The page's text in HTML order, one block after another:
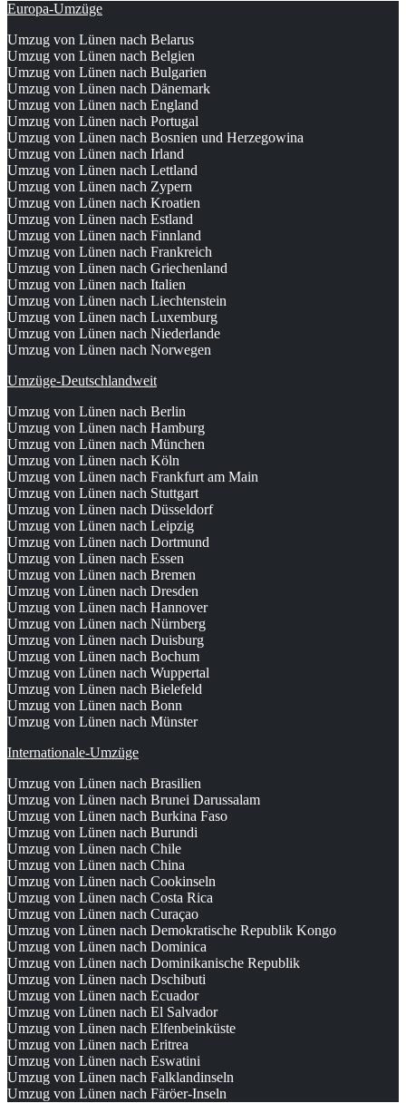
Europa-Umzüge
Umzug von Lünen nach Belarus
Umzug von Lünen nach Belgien
Umzug von Lünen nach Bulgarien
Umzug von Lünen nach Dänemark
Umzug von Lünen nach England
Umzug von Lünen nach Portugal
Umzug von Lünen nach Bosnien und Herzegowina
Umzug von Lünen nach Irland
Umzug von Lünen nach Lettland
Umzug von Lünen nach Zypern
Umzug von Lünen nach Kroatien
Umzug von Lünen nach Estland
Umzug von Lünen nach Finnland
Umzug von Lünen nach Frankreich
Umzug von Lünen nach Griechenland
Umzug von Lünen nach Italien
Umzug von Lünen nach Liechtenstein
Umzug von Lünen nach Luxemburg
Umzug von Lünen nach Niederlande
Umzug von Lünen nach Norwegen
Umzüge-Deutschlandweit
Umzug von Lünen nach Berlin
Umzug von Lünen nach Hamburg
Umzug von Lünen nach München
Umzug von Lünen nach Köln
Umzug von Lünen nach Frankfurt am Main
Umzug von Lünen nach Stuttgart
Umzug von Lünen nach Düsseldorf
Umzug von Lünen nach Leipzig
Umzug von Lünen nach Dortmund
Umzug von Lünen nach Essen
Umzug von Lünen nach Bremen
Umzug von Lünen nach Dresden
Umzug von Lünen nach Hannover
Umzug von Lünen nach Nürnberg
Umzug von Lünen nach Duisburg
Umzug von Lünen nach Bochum
Umzug von Lünen nach Wuppertal
Umzug von Lünen nach Bielefeld
Umzug von Lünen nach Bonn
Umzug von Lünen nach Münster
Internationale-Umzüge
Umzug von Lünen nach Brasilien
Umzug von Lünen nach Brunei Darussalam
Umzug von Lünen nach Burkina Faso
Umzug von Lünen nach Burundi
Umzug von Lünen nach Chile
Umzug von Lünen nach China
Umzug von Lünen nach Cookinseln
Umzug von Lünen nach Costa Rica
Umzug von Lünen nach Curaçao
Umzug von Lünen nach Demokratische Republik Kongo
Umzug von Lünen nach Dominica
Umzug von Lünen nach Dominikanische Republik
Umzug von Lünen nach Dschibuti
Umzug von Lünen nach Ecuador
Umzug von Lünen nach El Salvador
Umzug von Lünen nach Elfenbeinküste
Umzug von Lünen nach Eritrea
Umzug von Lünen nach Eswatini
Umzug von Lünen nach Falklandinseln
Umzug von Lünen nach Färöer-Inseln